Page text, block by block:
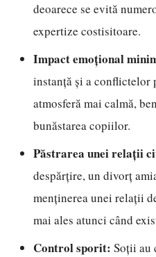
deoarece se evită
expertize costisitoare.
Impact emoțional
instanță și a
atmosferă mai calmă,
bunăstarea copiilor.
Păstrarea unei relații
despărțire, un divorț
menținerea unei relații
mai ales atunci când
Control sporit: Soții au